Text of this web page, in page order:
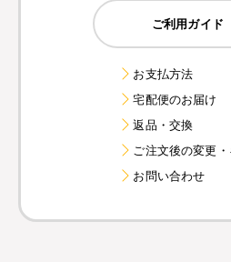
ご利用ガイド
お支払方法
宅配便のお届け
返品・交換
ご注文後の変更
お問い合わせ